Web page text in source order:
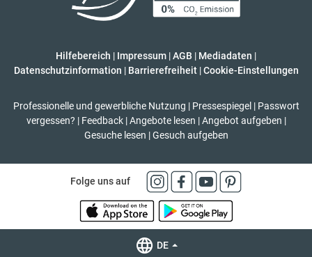
Hilfebereich | Impressum |AGB | Mediadaten |
Datenschutzinformation | Barrierefreiheit | Cookie-Einstellungen
Professionelle und gewerbliche Nutzung | Pressespiegel | Passwort
vergessen? | Feedback | Angebote lesen | Angebot aufgeben |
Gesuche lesen | Gesuch aufgeben
Folge uns auf
DE